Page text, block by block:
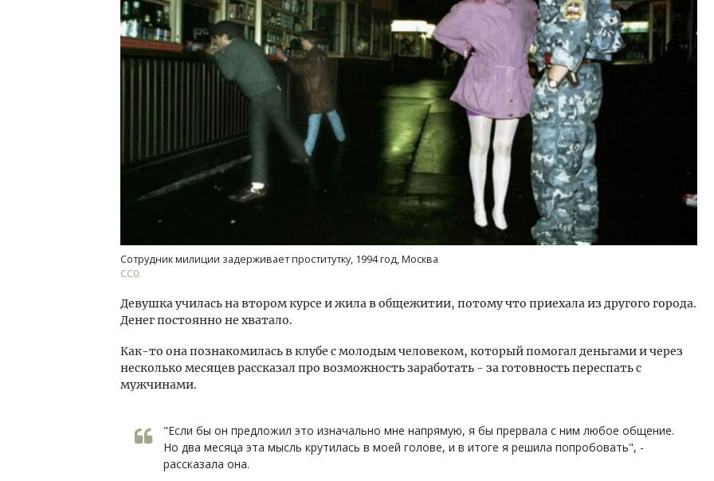
Сотрудник милиции задерживает проститутку, 1994 год, Москва
СС0.
Девушка училась на втором курсе и жила в общежитии, потому что приехала из другого города.
Денег постоянно не хватало.
Как-то она познакомилась в клубе с молодым человеком, который помогал деньгами и через
несколько месяцев рассказал про возможность заработать - за готовность переспать с
мужчинами.
"Если бы он предложил это изначально мне напрямую, я бы прервала с ним любое общение.
Но два месяца эта мысль крутилась в моей голове, и в итоге я решила попробовать", -
рассказала она.
Ищем новые берега. Гендиректор
«Жилищной инициативы» Юрий
Гатилов — о том, как девелоперу
оставаться на плаву, когда рынок
штормит
Смелость архитектурных идей.
Генеральный директор компании
ЗИАС — об эстетике городов,
трендах в фасадах и развитии рынка
СТРОИТЕЛЬСТВО
Архитектурный код
земли. Мощение
плитами становится
стандартом
СТРОИТЕЛЬСТВО